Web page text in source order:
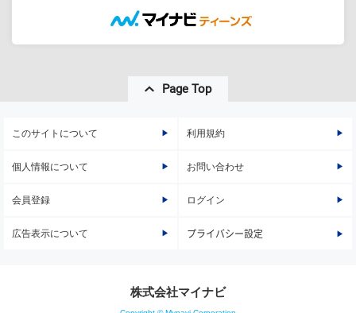
Page Top
このサイトについて 利用規約
個人情報について お問い合わせ
会員登録 ログイン
広告表示について プライバシー設定
株式会社マイナビ